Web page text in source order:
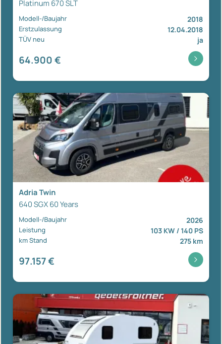
Platinum 670 SLT
Modell-/Baujahr 2018
Erstzulassung 12.04.2018
TÜV neu ja
64.900 €
Adria Twin
640 SGX 60 Years
Modell-/Baujahr 2026
Leistung 103 KW / 140 PS
km Stand 275 km
97.157 €